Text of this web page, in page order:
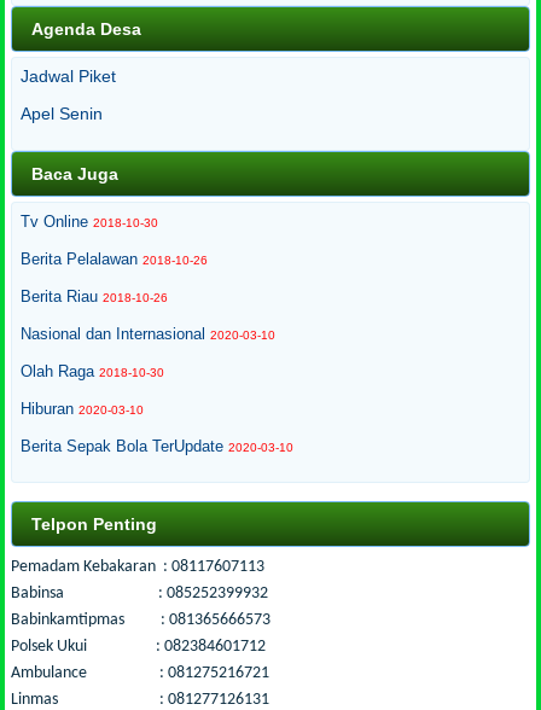
Agenda Desa
Jadwal Piket
Apel Senin
Baca Juga
Tv Online 2018-10-30
Berita Pelalawan 2018-10-26
Berita Riau 2018-10-26
Nasional dan Internasional 2020-03-10
Olah Raga 2018-10-30
Hiburan 2020-03-10
Berita Sepak Bola TerUpdate 2020-03-10
Telpon Penting
Pemadam Kebakaran : 08117607113
Babinsa : 085252399932
Babinkamtipmas : 081365666573
Polsek Ukui : 082384601712
Ambulance : 081275216721
Linmas : 081277126131